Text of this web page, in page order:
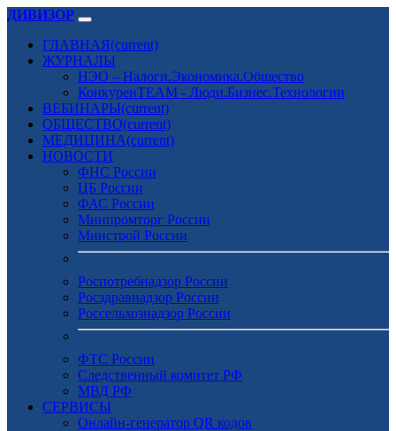
ДИВИЗОР
ГЛАВНАЯ(current)
ЖУРНАЛЫ
НЭО – Налоги.Экономика.Общество
КонкуренTEAM - Люди.Бизнес.Технологии
ВЕБИНАРЫ(current)
ОБЩЕСТВО(current)
МЕДИЦИНА(current)
НОВОСТИ
ФНС России
ЦБ России
ФАС России
Минпромторг России
Минстрой России
Роспотребнадзор России
Росздравнадзор России
Россельхознадзор России
ФТС России
Следственный комитет РФ
МВД РФ
СЕРВИСЫ
Онлайн-генератор QR кодов